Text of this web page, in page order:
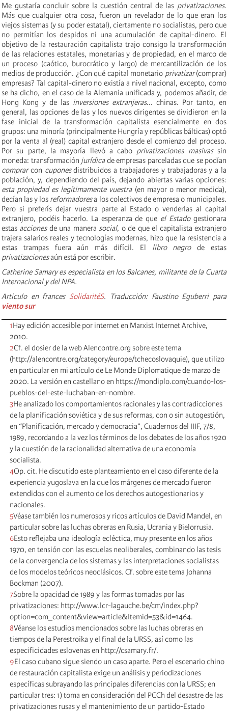
Me gustaría concluir sobre la cuestión central de las privatizaciones.
Más que cualquier otra cosa, fueron un revelador de lo que eran los
viejos sistemas (y su poder estatal), ciertamente no socialistas, pero que
no permitían los despidos ni una acumulación de capital-dinero. El
objetivo de la restauración capitalista trajo consigo la transformación
de las relaciones estatales, monetarias y de propiedad, en el marco de
un proceso (caótico, burocrático y largo) de mercantilización de los
medios de producción. ¿Con qué capital monetario privatizar(comprar)
empresas? Tal capital-dinero no existía a nivel nacional, excepto, como
se ha dicho, en el caso de la Alemania unificada y, podemos añadir, de
Hong Kong y de las inversiones extranjeras... chinas. Por tanto, en
general, las opciones de las y los nuevos dirigentes se dividieron en la
fase inicial de la transformación capitalista esencialmente en dos
grupos: una minoría (principalmente Hungría y repúblicas bálticas) optó
por la venta al (real) capital extranjero desde el comienzo del proceso.
Por su parte, la mayoría llevó a cabo privatizaciones masivassin
moneda: transformación jurídicade empresas parceladas que se podían
comprarcon cuponesdistribuidos a trabajadores y trabajadoras y a la
población, y, dependiendo del país, dejando abiertas varias opciones:
esta propiedad es legítimamente vuestra(en mayor o menor medida),
decían las y los reformadoresa los colectivos de empresa o municipales.
Pero si preferís dejar vuestra parte al Estado o venderlas al capital
extranjero, podéis hacerlo. La esperanza de que el Estadogestionara
estas accionesde una manera social, o de que el capitalista extranjero
trajera salarios reales y tecnologías modernas, hizo que la resistencia a
estas trampas fuera aún más difícil. El libro negrode estas
privatizacionesaún está por escribir.
Catherine Samary es especialista en los Balcanes, militante de la Cuarta
Internacional y del NPA.
Articulo en frances SolidaritéS. Traducción: Faustino Eguberri para
vientosur
1Hay edición accesible por internet en Marxist Internet Archive,
2010.
2Cf. el dosier de la web Alencontre.org sobre este tema
(http://alencontre.org/category/europe/tchecoslovaquie), que utilizo
en particular en mi artículo de Le Monde Diplomatique de marzo de
2020. La versión en castellano en https://mondiplo.com/cuando-los-
pueblos-del-este-luchaban-en-nombre.
3He analizado los comportamientos racionales y las contradicciones
de la planificación soviética y de sus reformas, con o sin autogestión,
en “Planificación, mercado y democracia”, Cuadernos del IIIF, 7/8,
1989, recordando a la vez los términos de los debates de los años 1920
y la cuestión de la racionalidad alternativa de una economía
socialista.
4Op. cit. He discutido este planteamiento en el caso diferente de la
experiencia yugoslava en la que los márgenes de mercado fueron
extendidos con el aumento de los derechos autogestionarios y
nacionales.
5Véase también los numerosos y ricos artículos de David Mandel, en
particular sobre las luchas obreras en Rusia, Ucrania y Bielorrusia.
6Esto reflejaba una ideología ecléctica, muy presente en los años
1970, en tensión con las escuelas neoliberales, combinando las tesis
de la convergencia de los sistemas y las interpretaciones socialistas
de los modelos teóricos neoclásicos. Cf. sobre este tema Johanna
Bockman (2007).
7Sobre la opacidad de 1989 y las formas tomadas por las
privatizaciones: http://www.lcr-lagauche.be/cm/index.php?
option=com_content&view=article&Itemid=53&id=1464.
8Véanse los estudios mencionados sobre las luchas obreras en
tiempos de la Perestroika y el final de la URSS, así como las
especificidades eslovenas en http://csamary.fr/.
9El caso cubano sigue siendo un caso aparte. Pero el escenario chino
de restauración capitalista exige un análisis y periodizaciones
específicas subrayando las principales diferencias con la URSS; en
particular tres: 1) toma en consideración del PCCh del desastre de las
privatizaciones rusas y el mantenimiento de un partido-Estado